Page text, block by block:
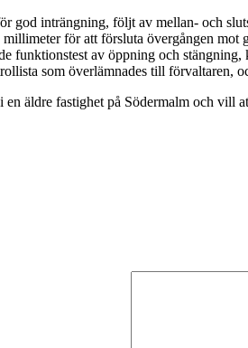
god inträngning, följt av mellan- och
för att försluta övergången mot
funktionstest av öppning och
som överlämnades till förvaltaren,
äldre fastighet på Södermalm och vill